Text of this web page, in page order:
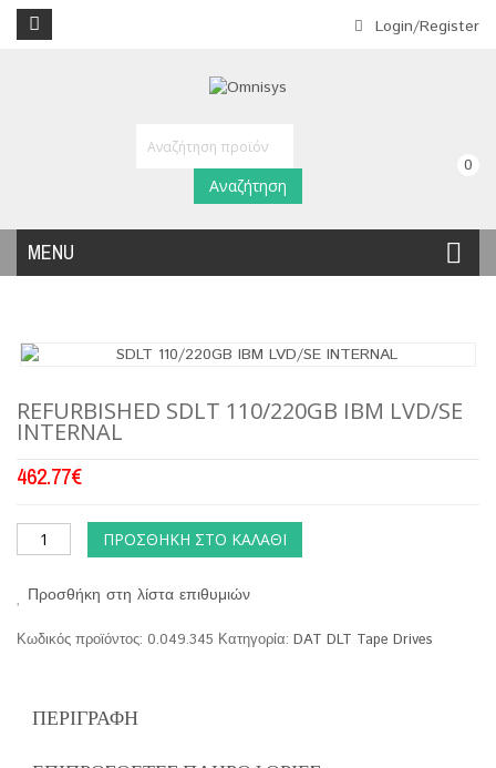
Login/Register
0
MENU
Αναζήτηση
REFURBISHED SDLT 110/220GB IBM LVD/SE
INTERNAL
462.77€
ΠΡΟΣΘΉΚΗ ΣΤΟ ΚΑΛΆΘΙ
Προσθήκη στη λίστα επιθυμιών
Κωδικός προϊόντος: 0.049.345 Κατηγορία: DAT DLT Tape Drives
ΠΕΡΙΓΡΑΦΉ